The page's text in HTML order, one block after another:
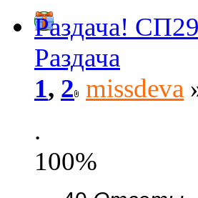
Раздача!
Раздача
1, 2 missdeva
.
100%